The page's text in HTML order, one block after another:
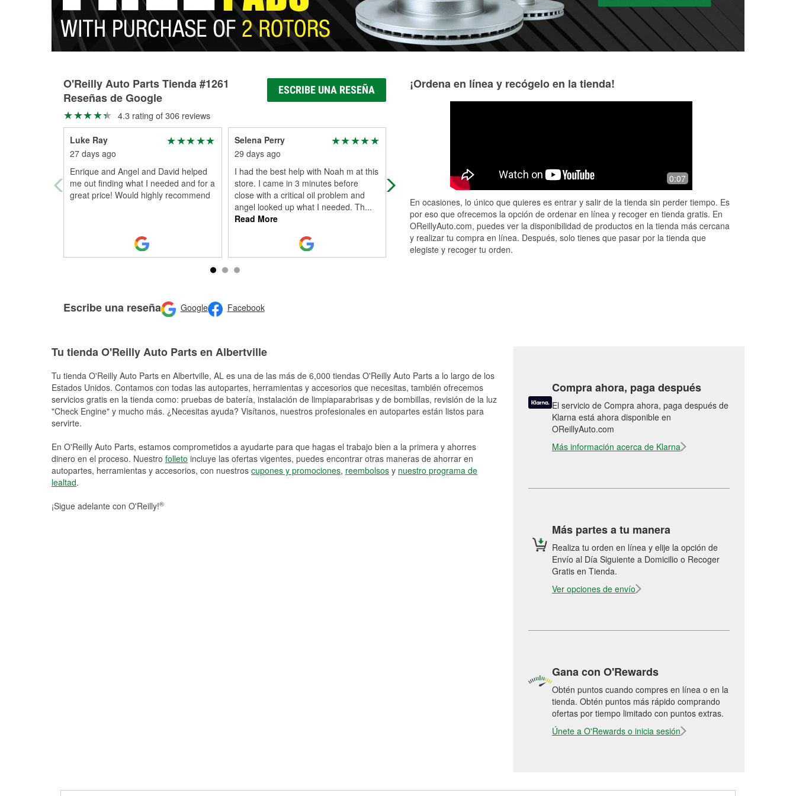
O'Reilly Auto Parts Tienda #1261
Reseñas de Google
ESCRIBE UNA RESEÑA
4.3 rating of 306 reviews
Luke Ray
27 days ago
Enrique and Angel and David helped
me out finding what I needed and for a
great price! Would highly recommend
Selena Perry
29 days ago
I had the best help with Noah m at this
store. I came in 3 minutes before
close with a critical oil problem and
angel looked up what I needed. Th...
Read More
David was extremely helpful and
professional. He took the time to scan
results, and even invited me to return
Read More
It is what it is I reckon
Escribe una reseña Google Facebook
¡Ordena en línea y recógelo en la tienda!
0:07
En ocasiones, lo único que quieres es entrar y salir de la tienda sin perder tiempo. Es
por eso que ofrecemos la opción de ordenar en línea y recoger en tienda gratis. En
OReillyAuto.com, puedes ver la disponibilidad de productos en la tienda más cercana
y realizar tu compra en línea. Después, solo tienes que pasar por la tienda que
elegiste y recoger tu orden.
Tu tienda O'Reilly Auto Parts en Albertville
Tu tienda O'Reilly Auto Parts en Albertville, AL es una de las más de 6,000 tiendas O'Reilly Auto Parts a lo largo de los
Estados Unidos. Contamos con todas las autopartes, herramientas y accesorios que necesitas, también ofrecemos
servicios gratis en la tienda como: pruebas de batería, instalación de limpiaparabrisas y de bombillas, revisión de la luz
"Check Engine" y mucho más. ¿Necesitas ayuda? Visítanos, nuestros profesionales en autopartes están listos para
servirte.
En O'Reilly Auto Parts, estamos comprometidos a ayudarte para que hagas el trabajo bien a la primera y ahorres
dinero en el proceso. Nuestro folleto incluye las ofertas vigentes, puedes encontrar otras maneras de ahorrar en
autopartes, herramientas y accesorios, con nuestros cupones y promociones, reembolsos y nuestro programa de
lealtad.
¡Sigue adelante con O'Reilly!®
Compra ahora, paga después
El servicio de Compra ahora, paga después de
Klarna está ahora disponible en
OReillyAuto.com
Más información acerca de Klarna
Más partes a tu manera
Realiza tu orden en línea y elije la opción de
Envío al Día Siguiente a Domicilio o Recoger
Gratis en Tienda.
Ver opciones de envío
Gana con O'Rewards
Obtén puntos cuando compres en línea o en la
tienda. Obtén puntos más rápido comprando
ofertas por tiempo limitado con puntos extras.
Únete a O'Rewards o inicia sesión